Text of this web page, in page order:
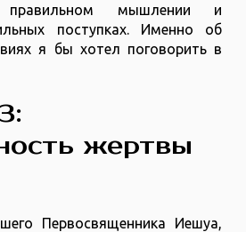
мышлении и
поступках. Именно об
я бы хотел поговорить в
жертвы
Первосвященника Иешуа,